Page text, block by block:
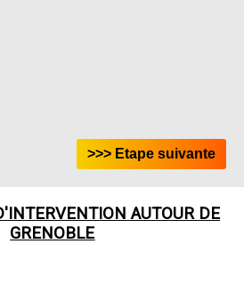
AUTOUR DE
GRENOBLE